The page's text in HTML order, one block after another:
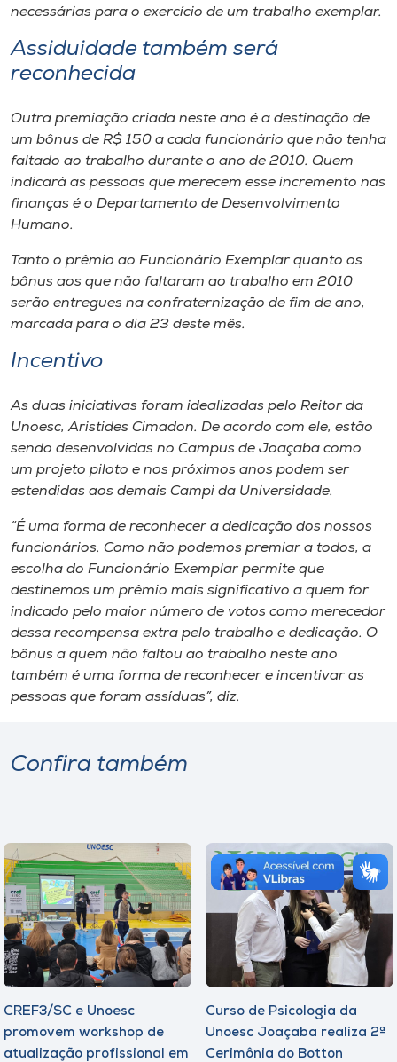
Selecione
o idioma
necessárias para o exercício de um trabalho exemplar.
Assiduidade também será
reconhecida
Outra premiação criada neste ano é a destinação de
um bônus de R$ 150 a cada funcionário que não tenha
faltado ao trabalho durante o ano de 2010. Quem
indicará as pessoas que merecem esse incremento nas
finanças é o Departamento de Desenvolvimento
Humano.
Tanto o prêmio ao Funcionário Exemplar quanto os
bônus aos que não faltaram ao trabalho em 2010
serão entregues na confraternização de fim de ano,
marcada para o dia 23 deste mês.
Incentivo
As duas iniciativas foram idealizadas pelo Reitor da
Unoesc, Aristides Cimadon. De acordo com ele, estão
sendo desenvolvidas no Campus de Joaçaba como
um projeto piloto e nos próximos anos podem ser
estendidas aos demais Campi da Universidade.
“É uma forma de reconhecer a dedicação dos nossos
funcionários. Como não podemos premiar a todos, a
escolha do Funcionário Exemplar permite que
destinemos um prêmio mais significativo a quem for
indicado pelo maior número de votos como merecedor
dessa recompensa extra pelo trabalho e dedicação. O
bônus a quem não faltou ao trabalho neste ano
também é uma forma de reconhecer e incentivar as
pessoas que foram assíduas”, diz.
Confira também
CREF3/SC e Unoesc
promovem workshop de
atualização profissional em
Curso de Psicologia da
Unoesc Joaçaba realiza 2ª
Cerimônia do Botton